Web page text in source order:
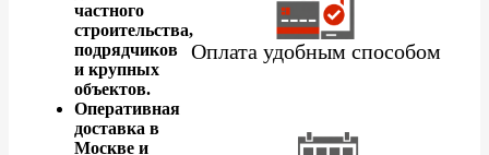
частного
строительства,
подрядчиков
и крупных
объектов.
Оперативная
доставка в
Москве и
Оплата удобным способом